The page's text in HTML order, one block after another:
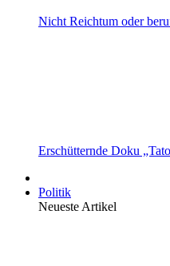
Nicht Reichtum oder
Erschütternde Doku
Politik
Neueste Artikel